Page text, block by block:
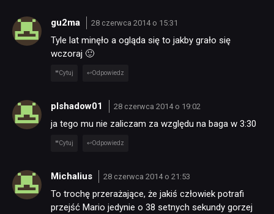
gu2ma 28 czerwca 2014 o 15:31
Tyle lat minęło a ogląda się to jakby grało się
wczoraj 🙂
Cytuj Odpowiedz
plshadow01 28 czerwca 2014 o 19:02
ja tego mu nie zaliczam za względu na baga w 3:30
Cytuj Odpowiedz
Michalius 28 czerwca 2014 o 21:53
To trochę przerażające, że jakiś człowiek potrafi
przejść Mario jedynie o 38 setnych sekundy gorzej